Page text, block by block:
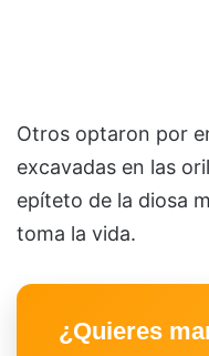
Otros optaron por
excavadas en las
epíteto de la diosa
toma la vida.
¿Quieres